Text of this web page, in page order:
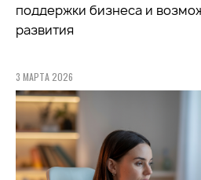
поддержки бизнеса и
развития
3 МАРТА 2026